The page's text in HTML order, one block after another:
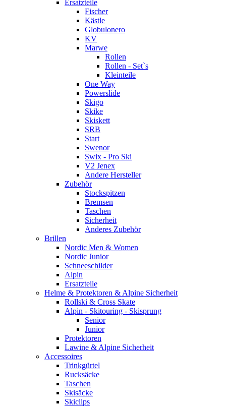
Ersatzteile
Fischer
Kästle
Globulonero
KV
Marwe
Rollen
Rollen - Set`s
Kleinteile
One Way
Powerslide
Skigo
Skike
Skiskett
SRB
Start
Swenor
Swix - Pro Ski
V2 Jenex
Andere Hersteller
Zubehör
Stockspitzen
Bremsen
Taschen
Sicherheit
Anderes Zubehör
Brillen
Nordic Men & Women
Nordic Junior
Schneeschilder
Alpin
Ersatzteile
Helme & Protektoren & Alpine Sicherheit
Rollski & Cross Skate
Alpin - Skitouring - Skisprung
Senior
Junior
Protektoren
Lawine & Alpine Sicherheit
Accessoires
Trinkgürtel
Rucksäcke
Taschen
Skisäcke
Skiclips